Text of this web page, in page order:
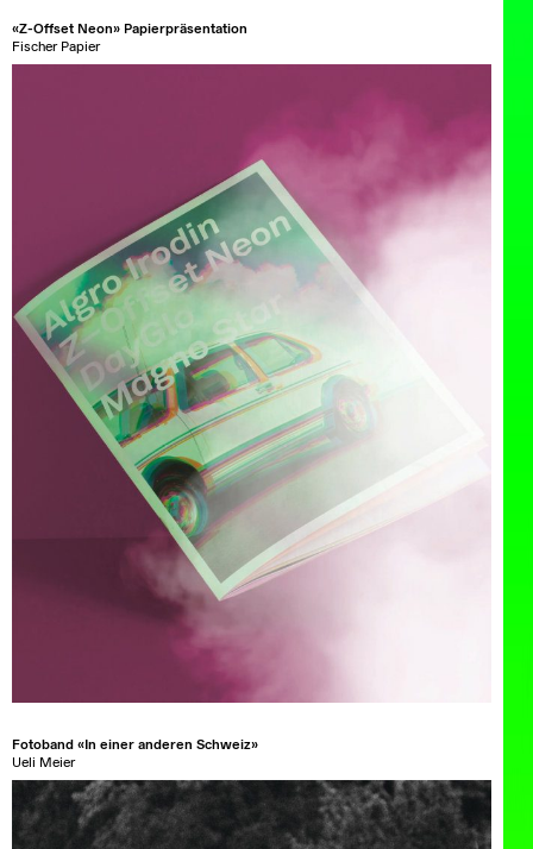
«Z-Offset Neon» Papierpräsentation
Fischer Papier
Fotoband «In einer anderen Schweiz»
Ueli Meier